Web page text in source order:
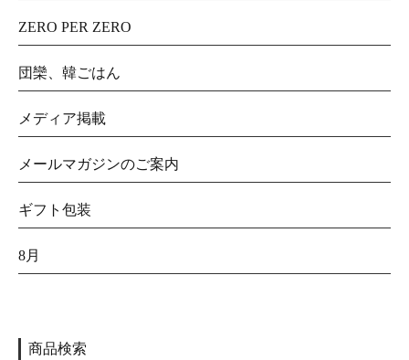
ZERO PER ZERO
団欒、韓ごはん
メディア掲載
メールマガジンのご案内
ギフト包装
8月
商品検索